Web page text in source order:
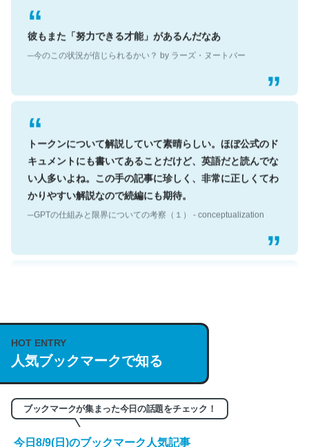
彼もまた「努力できる才能」があるんだなあ
─今のこの状況が信じられるかい？ by ラーズ・ヌートバー
トークンについて解説していて素晴らしい。ほぼ公式のド
キュメントにも書いてあることだけど、英語だと読んでな
い人多いよね。この手の記事に珍しく、非常に正しくてわ
かりやすい解説なので続編にも期待。
─GPTの仕組みと限界についての考察（１） - conceptualization
https://isobe324649.hatenablog.com/entry/2023/03/27
/064121
─GPTの仕組みと限界についての考察（１） - conceptualization
HOT ENTRY
人気ブックマークで知る
ブックマークが集まった今日の話題をチェック！
今日8/9(日)のブックマーク人気記事